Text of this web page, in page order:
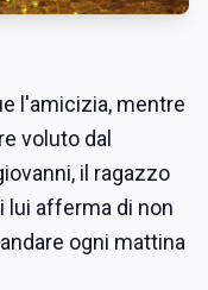
l'amicizia, mentre
voluto dal
il ragazzo
lui afferma di non
ogni mattina